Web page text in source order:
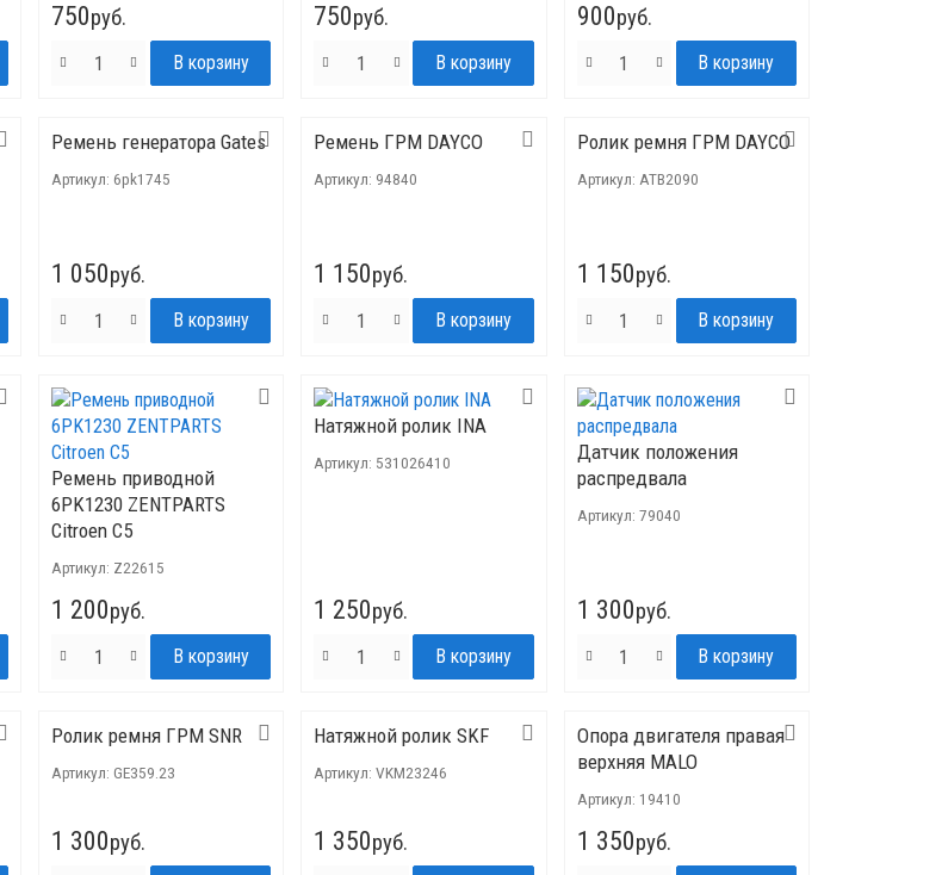
750руб. 750руб. 900руб.
Ремень генератора Gates
Артикул: 6pk1745
1 050руб.
Ремень ГРМ DAYCO
Артикул: 94840
1 150руб.
Ролик ремня ГРМ DAYCO
Артикул: ATB2090
1 150руб.
Ремень приводной
6PK1230 ZENTPARTS
Citroen C5
Артикул: Z22615
1 200руб.
Натяжной ролик INA
Артикул: 531026410
1 250руб.
Датчик положения
распредвала
Артикул: 79040
1 300руб.
Ролик ремня ГРМ SNR
Артикул: GE359.23
1 300руб.
Натяжной ролик SKF
Артикул:VKM23246
1 350руб.
Опора двигателя правая
верхняя MALO
Артикул: 19410
1 350руб.